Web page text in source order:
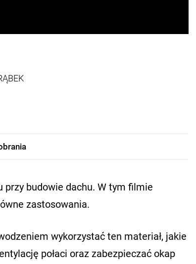
przy budowie dachu. W tym filmie
zastosowania.
wykorzystać ten materiał, jakie
połaci oraz zabezpieczać okap